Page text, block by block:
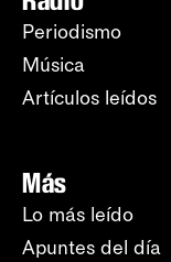
Periodismo
Música
Artículos leídos
Más
Lo más leído
Apuntes del día